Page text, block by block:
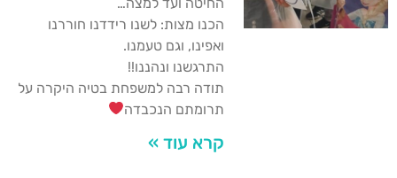
הכנו מצות: לשנו רידדנו חוררנו
ואפינו, וגם טעמנו.
התרגשנו ונהננו!!
תודה רבה למשפחת בטיה היקרה על
תרומתם הנכבדה
קרא עוד »